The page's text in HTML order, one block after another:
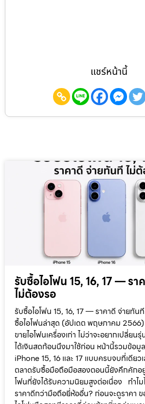
แชร์หน้านี้
รับซื้อไอโฟน 15, 16, 17 — ร
ไม่ต้องรอ
รับซื้อไอโฟน 15, 16, 17 — ราคาดี จ่ายทัน
ซื้อไอโฟนล่าสุด (อัปเดต พฤษภาคม
ขายไอโฟนเครื่องเก่า ไม่ว่าจะอยากเปลี่ยน
ได้เงินสดก้อนนึงมาใช้ก่อน หน้านี้รวมข้อมู
iPhone 15, 16 และ 17 แบบครบจบที่เดียว
ตลาดรับซื้อมือถือมือสองตอนนี้ยังคึกคักอยู่
โฟนที่ยังได้รับความนิยมสูงต่อเนื่อง ทำไม
ราคาดีกว่ามือถือยี่ห้ออื่น? ก่อนจะดูราคา ข